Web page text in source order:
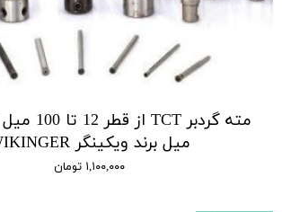
میل برند ویکینگر WIKINGER
۱,۱۰۰,۰۰۰ تومان